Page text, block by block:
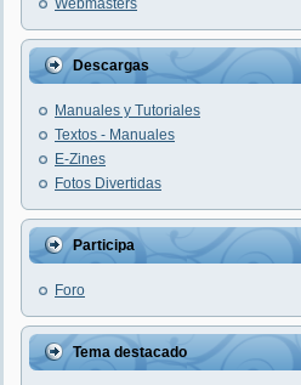
Webmasters
Descargas
Manuales y Tutoriales
Textos - Manuales
E-Zines
Fotos Divertidas
Participa
Foro
Tema destacado